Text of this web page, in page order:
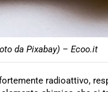
da Pixabay) – Ecoo.it
radioattivo,